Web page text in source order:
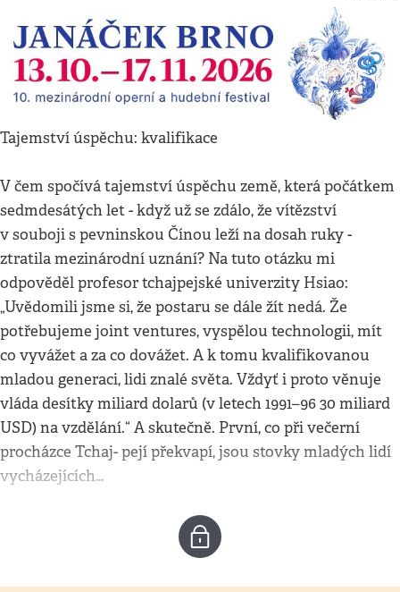
Tajemství úspěchu: kvalifikace
V čem spočívá tajemství úspěchu země, která počátkem
sedmdesátých let - když už se zdálo, že vítězství
v souboji s pevninskou Čínou leží na dosah ruky -
ztratila mezinárodní uznání? Na tuto otázku mi
odpověděl profesor tchajpejské univerzity Hsiao:
„Uvědomili jsme si, že postaru se dále žít nedá. Že
potřebujeme joint ventures, vyspělou technologii, mít
co vyvážet a za co dovážet. A k tomu kvalifikovanou
mladou generaci, lidi znalé světa. Vždyť i proto věnuje
vláda desítky miliard dolarů (v letech 1991–96 30 miliard
USD) na vzdělání.“ A skutečně. První, co při večerní
procházce Tchaj- pejí překvapí, jsou stovky mladých lidí
vycházejících…